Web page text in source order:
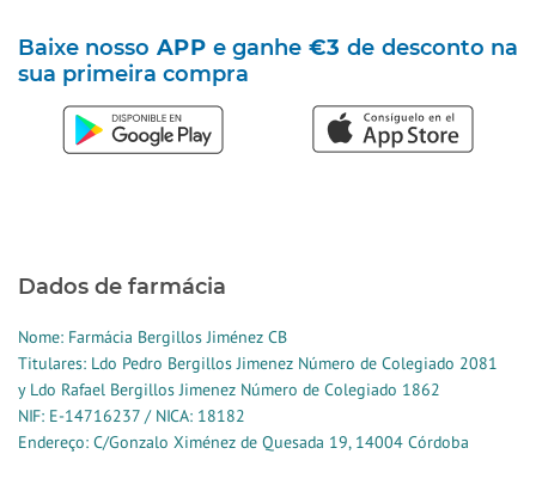
Baixe nosso APP e ganhe €3 de desconto na
sua primeira compra
Dados de farmácia
Nome: Farmácia Bergillos Jiménez CB
Titulares: Ldo Pedro Bergillos Jimenez Número de Colegiado 2081
y Ldo Rafael Bergillos Jimenez Número de Colegiado 1862
NIF: E-14716237 / NICA: 18182
Endereço: C/Gonzalo Ximénez de Quesada 19, 14004 Córdoba